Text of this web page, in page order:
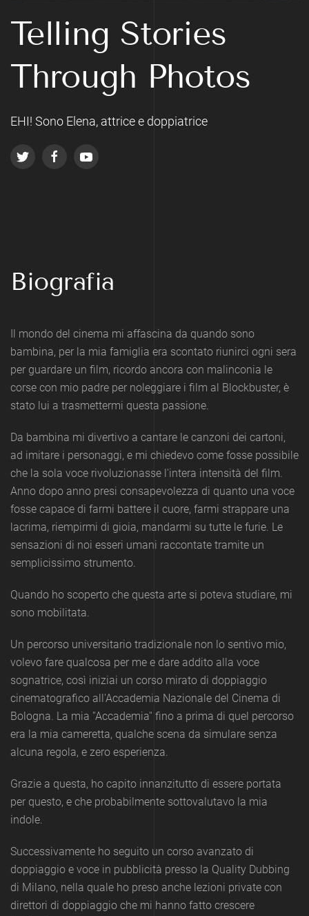
Telling Stories
Through Photos
EHI! Sono Elena, attrice e doppiatrice
Biografia
Il mondo del cinema mi affascina da quando sono
bambina, per la mia famiglia era scontato riunirci ogni sera
per guardare un film, ricordo ancora con malinconia le
corse con mio padre per noleggiare i film al Blockbuster, è
stato lui a trasmettermi questa passione.
Da bambina mi divertivo a cantare le canzoni dei cartoni,
ad imitare i personaggi, e mi chiedevo come fosse possibile
che la sola voce rivoluzionasse l'intera intensità del film.
Anno dopo anno presi consapevolezza di quanto una voce
fosse capace di farmi battere il cuore, farmi strappare una
lacrima, riempirmi di gioia, mandarmi su tutte le furie. Le
sensazioni di noi esseri umani raccontate tramite un
semplicissimo strumento.
Quando ho scoperto che questa arte si poteva studiare, mi
sono mobilitata.
Un percorso universitario tradizionale non lo sentivo mio,
volevo fare qualcosa per me e dare addito alla voce
sognatrice, così iniziai un corso mirato di doppiaggio
cinematografico all'Accademia Nazionale del Cinema di
Bologna. La mia ''Accademia'' fino a prima di quel percorso
era la mia cameretta, qualche scena da simulare senza
alcuna regola, e zero esperienza.
Grazie a questa, ho capito innanzitutto di essere portata
per questo, e che probabilmente sottovalutavo la mia
indole.
Successivamente ho seguito un corso avanzato di
doppiaggio e voce in pubblicità presso la Quality Dubbing
di Milano, nella quale ho preso anche lezioni private con
direttori di doppiaggio che mi hanno fatto crescere